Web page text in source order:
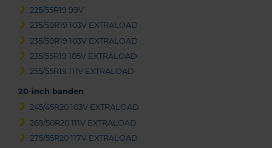
225/55R19 99V
235/50R19 103V EXTRALOAD
235/50R19 103V EXTRALOAD
235/55R19 105V EXTRALOAD
255/55R19 111V EXTRALOAD
20-inch banden
245/45R20 103V EXTRALOAD
265/50R20 111V EXTRALOAD
275/55R20 117V EXTRALOAD